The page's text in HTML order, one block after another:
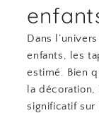
Dans
enfants, les
estimé. Bien
la
significatif